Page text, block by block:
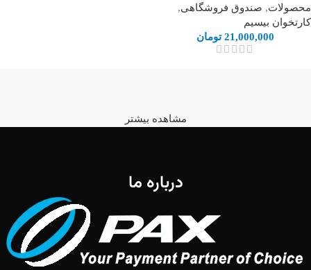
محصولات, صندوق فروشگاهی,
کارتخوان بیسیم
21,000,000 تومان
مشاهده بیشتر
درباره ما